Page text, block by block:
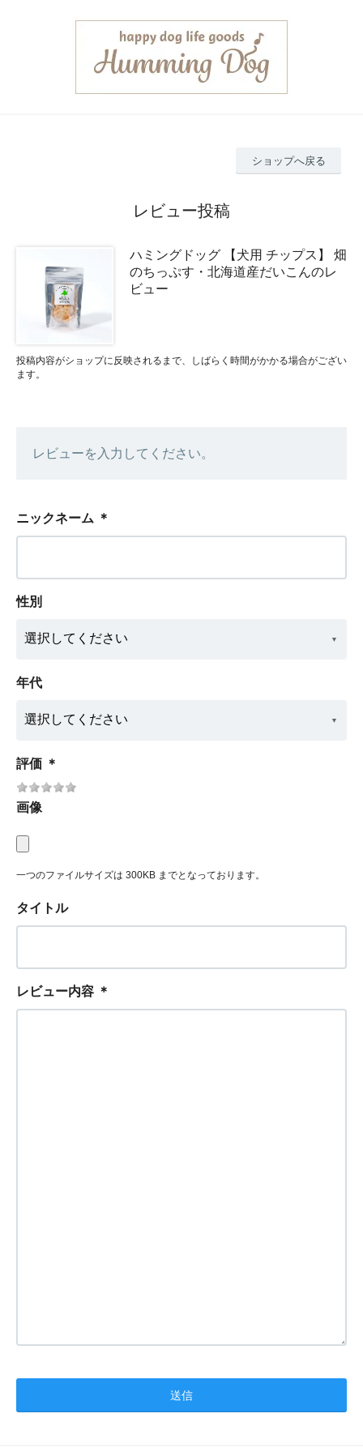
ショップへ戻る
レビュー投稿
ハミングドッグ 【犬用 チップス】 畑
のちっぷす・北海道産だいこんのレ
ビュー
投稿内容がショップに反映されるまで、しばらく時間がかかる場合がござい
ます。
レビューを入力してください。
ニックネーム ＊
性別
年代
評価 ＊
画像
一つのファイルサイズは 300KB までとなっております。
タイトル
レビュー内容 ＊